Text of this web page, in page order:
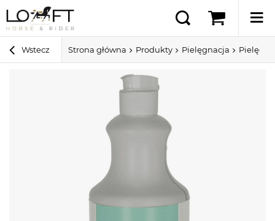
Wstecz Strona główna Produkty Pielęgnacja